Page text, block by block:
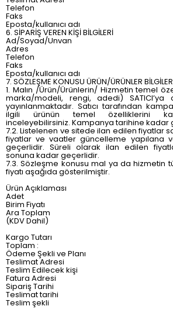
Telefon
Faks
Eposta/kullanıcı adı
6. SİPARİŞ VEREN KİŞİ BİLGİLERİ
Ad/Soyad/Unvan
Adres
Telefon
Faks
Eposta/kullanıcı adı
7. SÖZLEŞME KONUSU ÜRÜN/ÜRÜNLER
1. Malın /Ürün/Ürünlerin/ Hizmetin temel
marka/modeli, rengi, adedi) SATICI’ya
yayınlanmaktadır. Satıcı tarafından
ilgili ürünün temel özelliklerini
inceleyebilirsiniz. Kampanya tarihine kadar
7.2. Listelenen ve sitede ilan edilen fiyatlar
fiyatlar ve vaatler güncelleme yapılana
geçerlidir. Süreli olarak ilan edilen
sonuna kadar geçerlidir.
7.3. Sözleşme konusu mal ya da hizmetin
fiyatı aşağıda gösterilmiştir.
Ürün Açıklaması
Adet
Birim Fiyatı
Ara Toplam
(KDV Dahil)
Kargo Tutarı
Toplam :
Ödeme Şekli ve Planı
Teslimat Adresi
Teslim Edilecek kişi
Fatura Adresi
Sipariş Tarihi
Teslimat tarihi
Teslim şekli